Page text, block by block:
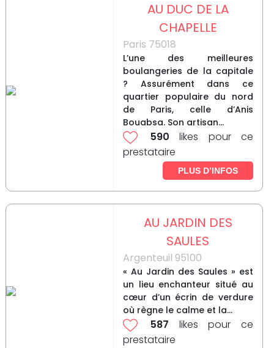
AU DUC DE LA
CHAPELLE
Paris 75018
L’une des meilleures
boulangeries de la capitale
? Assurément dans ce
quartier populaire du nord
de Paris, celle d’Anis
Bouabsa. Son artisan...
590 likes pour ce
prestataire
PLUS D’INFOS
AU JARDIN DES
SAULES
Argenteuil 95100
« Au Jardin des Saules » est
un lieu enchanteur situé au
cœur d’un écrin de verdure
où règne le calme et la...
587 likes pour ce
prestataire